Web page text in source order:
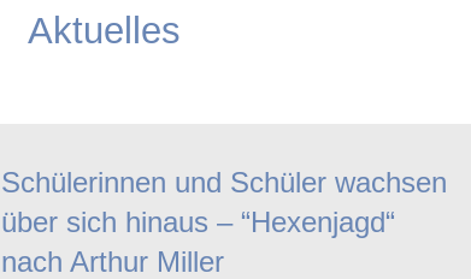
Aktuelles
Schülerinnen und Schüler wachsen
über sich hinaus – “Hexenjagd“
nach Arthur Miller